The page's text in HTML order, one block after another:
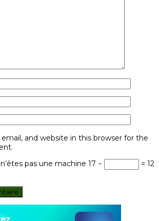
and website in this browser for the
pas une machine 17 − = 12